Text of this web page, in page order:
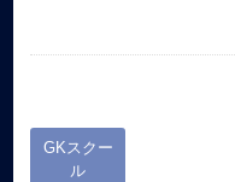
GKスクー
ル